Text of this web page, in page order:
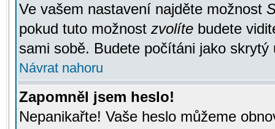
Ve vašem nastavení najděte možnost
pokud tuto možnost zvolíte budete
sami sobě. Budete počítáni jako skrytý
Návrat nahoru
Zapomněl jsem heslo!
Nepanikařte! Vaše heslo můžeme